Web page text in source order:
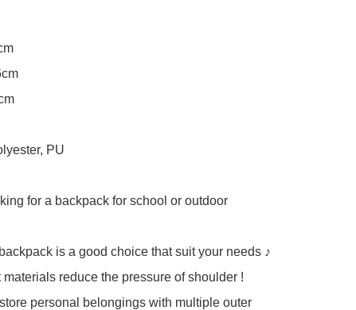
PU
for a backpack for school or outdoor
is a good choice that suit your needs ♪
materials reduce the pressure of shoulder !
personal belongings with multiple outer